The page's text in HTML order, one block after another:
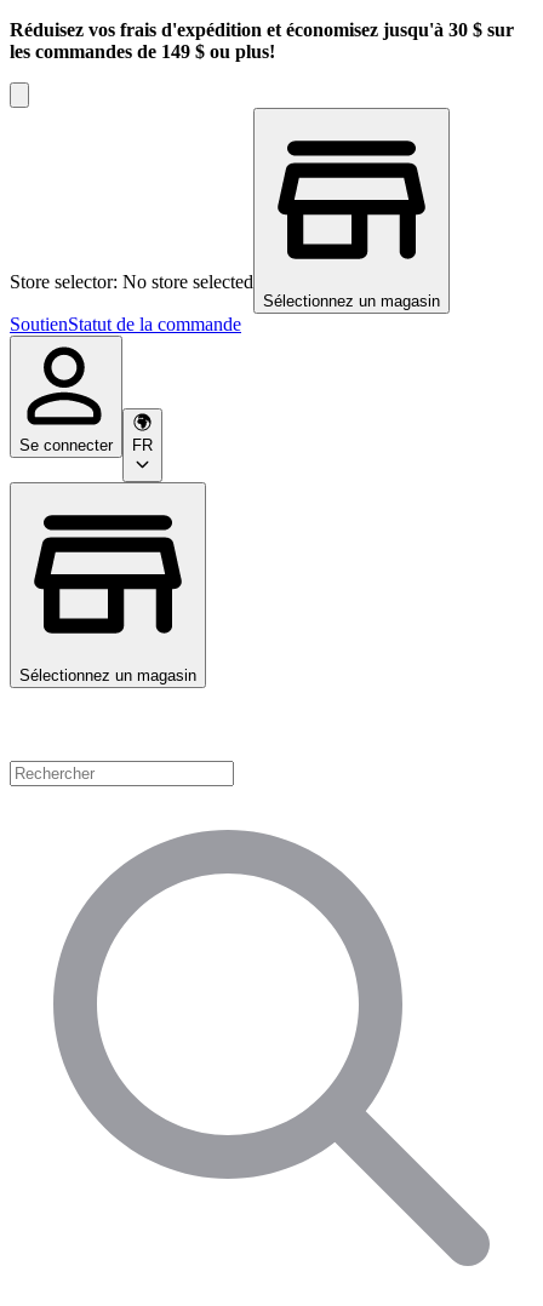
Réduisez vos frais d'expédition et économisez jusqu'à 30 $ sur
les commandes de 149 $ ou plus!
Store selector: No store selected
Sélectionnez un magasin
SoutienStatut de la commande
Se connecter FR
Sélectionnez un magasin